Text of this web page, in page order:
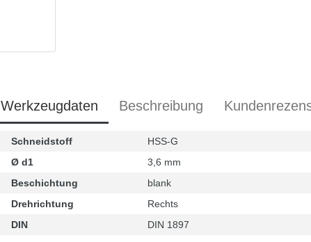
Werkzeugdaten Beschreibung
Schneidstoff
HSS-G
Ø d1
3,6 mm
Beschichtung
blank
Drehrichtung
Rechts
DIN
DIN 1897